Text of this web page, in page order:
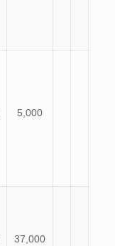
5,000
37,000